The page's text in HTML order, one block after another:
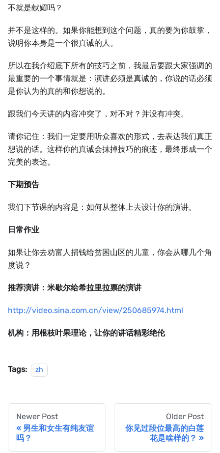
不就是献媚吗？
并不是这样的。如果你能想到这个问题，真的要为你鼓掌，
说明你本身是一个很真诚的人。
所以在我介绍底下所有的技巧之前，我最后要跟大家强调的
最重要的一个事情就是：演讲必须是真诚的，你说的话必须
是你认为的真的和你想说的。
跟我们今天讲的内容冲突了，对不对？并没有冲突。
请你记住：我们一定要用听众喜欢的形式，去表达我们真正
想说的话。这样你的真诚会抹掉技巧的痕迹，最终形成一个
完美的表达。
下期预告
我们下节课的内容是：如何从整体上去设计你的演讲。
日常作业
如果让你去劝富人捐钱给贫困山区的儿童，你会从哪几个角
度说？
推荐演讲：米歇尔给希拉里拉票的演讲
http://video.sina.com.cn/view/250685974.html
机构：用根枝叶果理论，让你的讲话精彩绝伦
Tags: zh
Newer Post
男生和女生有纯友谊
吗？
Older Post
你见过段位最高的白莲
花是啥样的？